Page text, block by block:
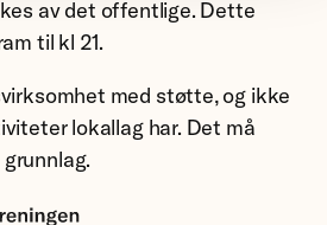
av det offentlige. Dette
til kl 21.
med støtte, og ikke
lokallag har. Det må